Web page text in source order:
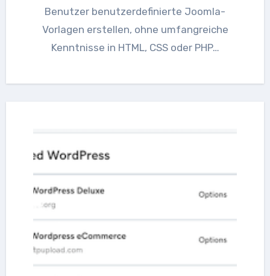
Benutzer benutzerdefinierte Joomla-
Vorlagen erstellen, ohne umfangreiche
Kenntnisse in HTML, CSS oder PHP…